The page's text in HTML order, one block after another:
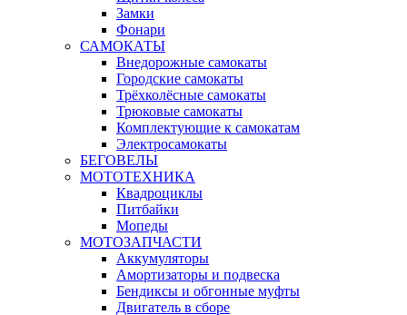
Замки
Фонари
САМОКАТЫ
Внедорожные самокаты
Городские самокаты
Трёхколёсные самокаты
Трюковые самокаты
Комплектующие к самокатам
Электросамокаты
БЕГОВЕЛЫ
МОТОТЕХНИКА
Квадроциклы
Питбайки
Мопеды
МОТОЗАПЧАСТИ
Аккумуляторы
Амортизаторы и подвеска
Бендиксы и обгонные муфты
Двигатель в сборе